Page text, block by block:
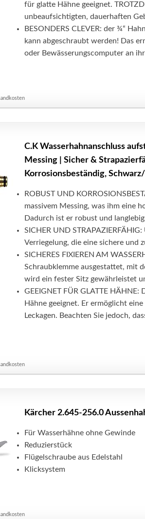
für glatte Hähne geeignet.
unbeaufsichtigten, dauerhaften
BESONDERS CLEVER: der ¾“
kann abgeschraubt werden! Das
oder Bewässerungscomputer an
C.K Wasserhahnanschluss
Messing | Sicher &
Korrosionsbeständig,
ROBUST UND
massivem Messing, was ihm eine
Dadurch ist er robust und
SICHER UND
Verriegelung, die eine sichere und
SICHERES FIXIEREN AM
Schraubklemme ausgestattet, mit
wird ein fester Sitz gewährleistet
GEEIGNET FÜR GLATTE
Hähne geeignet. Er ermöglicht
Leckagen. Beachten Sie jedoch,
Kärcher 2.645-256.0
Für Wasserhähne ohne Gewinde
Reduzierstück
Flügelschraube aus Edelstahl
Klicksystem